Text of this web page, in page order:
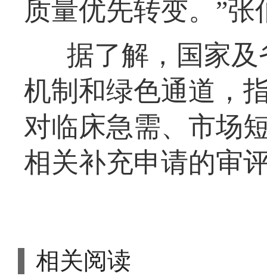
质量优先转变。”张
据了解，国家
机制和绿色通道，
对临床急需、市场
相关补充申请的审
相关阅读